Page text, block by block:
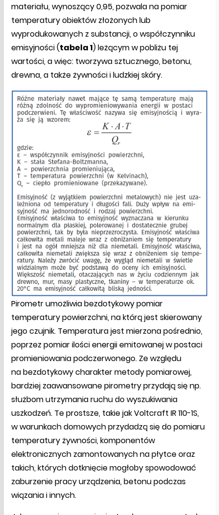
materiału, wynoszący 0,95, pozwala na pomiar
temperatury obiektów złożonych lub
wyprodukowanych z substancji, o współczynniku
emisyjności (tabela 1) leżącym w pobliżu tej
wartości, a więc: tworzywa sztucznego, betonu,
drewna, a także żywności i ludzkiej skóry.
Pirometr umożliwia bezdotykowy pomiar
temperatury powierzchni, na którą jest skierowany
jego czujnik. Temperatura jest mierzona pośrednio,
poprzez pomiar ilości energii emitowanej w postaci
promieniowania podczerwonego. Ze względu
na bezdotykowy charakter metody pomiarowej,
bardziej zaawansowane pirometry przydają się np.
służbom utrzymania ruchu do wyszukiwania
uszkodzeń. Te prostsze, takie jak Voltcraft IR 110-1S,
w warunkach domowych przydadzą się do pomiaru
temperatury żywności, komponentów
elektronicznych zamontowanych na płytce oraz
takich, których dotknięcie mogłoby spowodować
zaburzenie pracy urządzenia, betonu podczas
wiązania i innych.